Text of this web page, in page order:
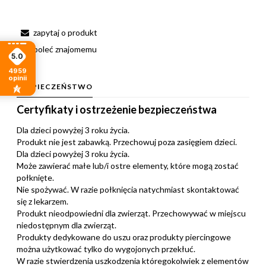
zapytaj o produkt
poleć znajomemu
BEZPIECZEŃSTWO
Certyfikaty i ostrzeżenie bezpieczeństwa
Dla dzieci powyżej 3 roku życia.
Produkt nie jest zabawką. Przechowuj poza zasięgiem dzieci.
Dla dzieci powyżej 3 roku życia.
Może zawierać małe lub/i ostre elementy, które mogą zostać
połknięte.
Nie spożywać. W razie połknięcia natychmiast skontaktować
się z lekarzem.
Produkt nieodpowiedni dla zwierząt. Przechowywać w miejscu
niedostępnym dla zwierząt.
Produkty dedykowane do uszu oraz produkty piercingowe
można użytkować tylko do wygojonych przekłuć.
W razie stwierdzenia uszkodzenia któregokolwiek z elementów
5.0
4959
opinii